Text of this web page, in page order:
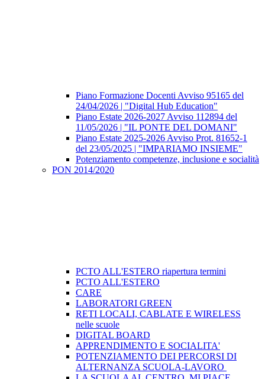
Piano Formazione Docenti Avviso 95165 del
24/04/2026 | "Digital Hub Education"
Piano Estate 2026-2027 Avviso 112894 del
11/05/2026 | "IL PONTE DEL DOMANI"
Piano Estate 2025-2026 Avviso Prot. 81652-1
del 23/05/2025 | "IMPARIAMO INSIEME"
Potenziamento competenze, inclusione e socialità
PON 2014/2020
PCTO ALL'ESTERO riapertura termini
PCTO ALL'ESTERO
CARE
LABORATORI GREEN
RETI LOCALI, CABLATE E WIRELESS
nelle scuole
DIGITAL BOARD
APPRENDIMENTO E SOCIALITA'
POTENZIAMENTO DEI PERCORSI DI
ALTERNANZA SCUOLA-LAVORO ​